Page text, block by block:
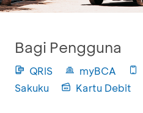
Bagi Pengguna
QRIS myBCA
Sakuku
Kartu Debit